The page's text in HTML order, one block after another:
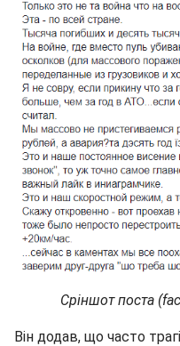
Сріншот поста
Він додав, що часто